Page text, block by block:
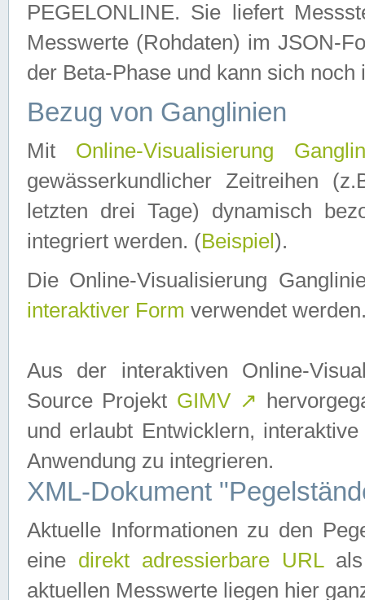
PEGELONLINE. Sie liefert
Messwerte (Rohdaten) im JSON-
der Beta-Phase und kann sich noch
Bezug von Ganglinien
Mit Online-Visualisierung
gewässerkundlicher Zeitreihen
letzten drei Tage) dynamisch
integriert werden. (Beispiel ).
Die Online-Visualisierung
interaktiver Form verwendet
Aus der interaktiven Online-
Source Projekt GIMV ↗
und erlaubt Entwicklern,
Anwendung zu integrieren.
XML-Dokument
Aktuelle Informationen zu den
eine direkt adressierbare URLals
aktuellen Messwerte liegen hier